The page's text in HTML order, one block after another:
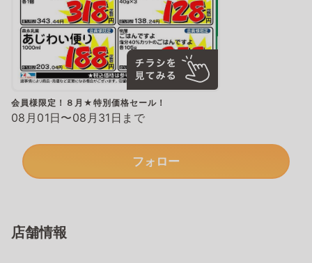
会員様限定！８月★特別価格セール！
08月01日〜08月31日まで
フォロー
店舗情報